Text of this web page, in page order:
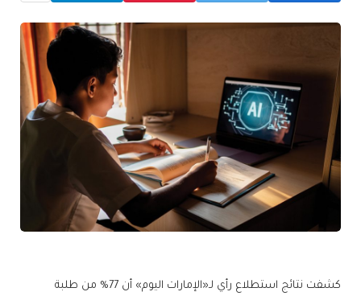
كشفت نتائج استطلاع رأي لـ«الإمارات اليوم» أن 77% من طلبة